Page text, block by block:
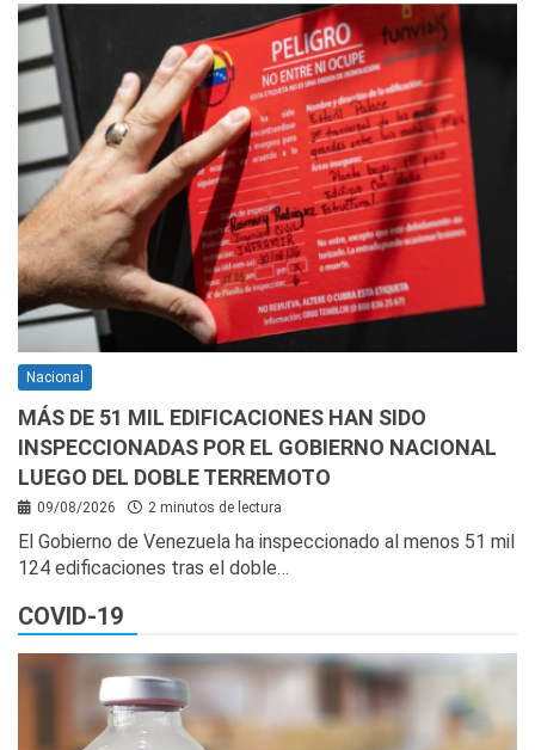
Nacional
MÁS DE 51 MIL EDIFICACIONES HAN SIDO
INSPECCIONADAS POR EL GOBIERNO NACIONAL
LUEGO DEL DOBLE TERREMOTO
09/08/2026 2 minutos de lectura
El Gobierno de Venezuela ha inspeccionado al menos 51 mil
124 edificaciones tras el doble…
COVID-19